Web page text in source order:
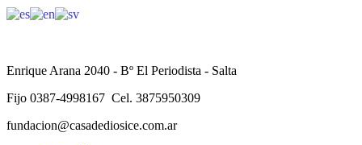
Enrique Arana 2040 - Bº El Periodista - Salta
Fijo 0387-4998167 Cel. 3875950309
fundacion@casadediosice.com.ar